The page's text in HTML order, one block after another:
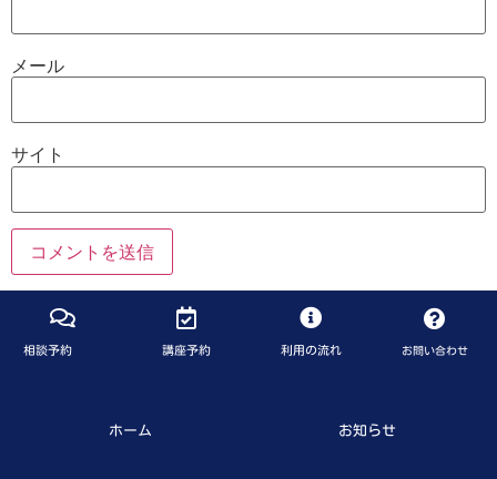
メール
サイト
相談予約 講座予約 利用の流れ お問い合わせ
ホーム お知らせ